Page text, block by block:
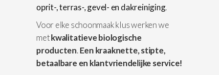
oprit-, terras-, gevel- en dakreiniging.
Voor elke schoonmaak klus werken we
metkwalitatieve biologische
producten.Een kraaknette, stipte,
betaalbare en klantvriendelijke service!